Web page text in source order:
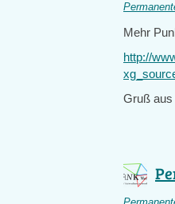
Mehr
http://
Gruß aus